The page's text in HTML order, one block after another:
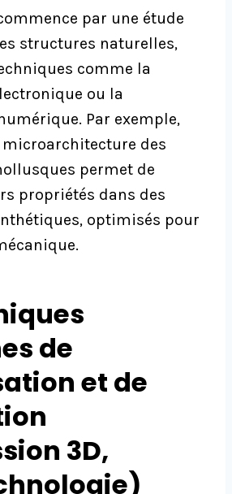
par une étude
structures naturelles,
comme la
ou la
Par exemple,
microarchitecture des
permet de
propriétés dans des
optimisés pour
de
et de
3D,